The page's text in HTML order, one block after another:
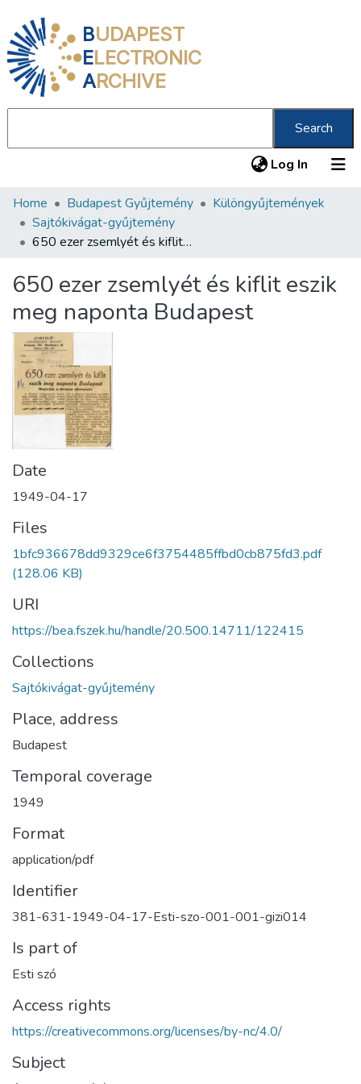
BUDAPEST
ELECTRONIC
ARCHIVE
Search
Log In (current)
Communities & Collections
All of DSpace
Home Budapest Gyűjtemény
Különgyűjtemények
Sajtókivágat-gyűjtemény
650 ezer zsemlyét és kiflit eszik meg naponta Budapest
650 ezer zsemlyét és kiflit eszik
meg naponta Budapest
Date
1949-04-17
Files
1bfc936678dd9329ce6f3754485ffbd0cb875fd3.pdf
(128.06 KB)
URI
https://bea.fszek.hu/handle/20.500.14711/122415
Collections
Sajtókivágat-gyűjtemény
Place, address
Budapest
Temporal coverage
1949
Format
application/pdf
Identifier
381-631-1949-04-17-Esti-szo-001-001-gizi014
Is part of
Esti szó
Access rights
https://creativecommons.org/licenses/by-nc/4.0/
Subject